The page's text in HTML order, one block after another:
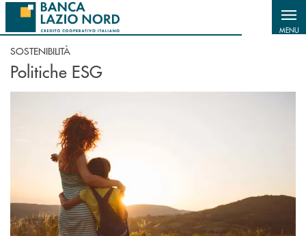
Salta al contenuto principale
MENU
SOSTENIBILITÀ
Politiche ESG